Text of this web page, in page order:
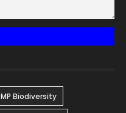
MP Biodiversity